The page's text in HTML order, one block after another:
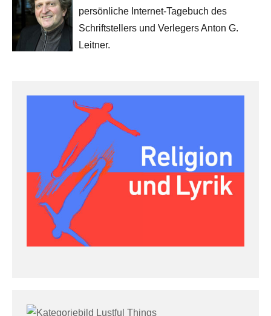
persönliche Internet-Tagebuch des
Schriftstellers und Verlegers Anton G.
Leitner.